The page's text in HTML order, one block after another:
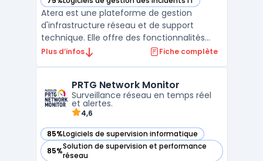
— voir Atera dans cette catégorie
Atera est une plateforme de gestion
d'infrastructure réseau et de support
technique. Elle offre des fonctionnalités
telles que le monitoring, la gestion à
informatiques peuvent surveiller leur
environnement, recevoir des ...
Plus d’infos Fiche complète
PRTG Network Monitor
Surveillance réseau en temps réel
et alertes.
4,6
85%Logiciels de supervision informatique
— voir PRTG Network Monitor dans cette catégorie
85%Solution de supervision et performance
réseau
— voir PRTG Network Monitor dans cette catégorie